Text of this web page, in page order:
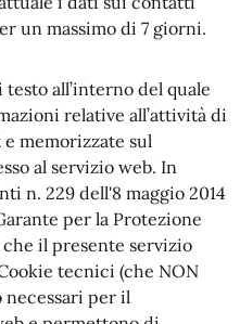
un massimo di 7 giorni.
all’interno del quale
relative all’attività di
memorizzate sul
al servizio web. In
n. 229 dell'8 maggio 2014
per la Protezione
il presente servizio
tecnici (che NON
necessari per il